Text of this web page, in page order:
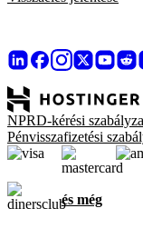
NPRD-kérési
Pénvisszafizetési
és még